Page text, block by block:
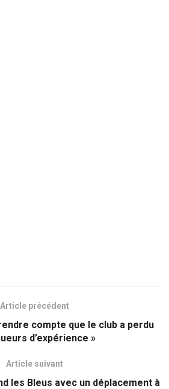
Article précédent
compte que le club a perdu
d’expérience »
Article suivant
les Bleus avec un déplacement à